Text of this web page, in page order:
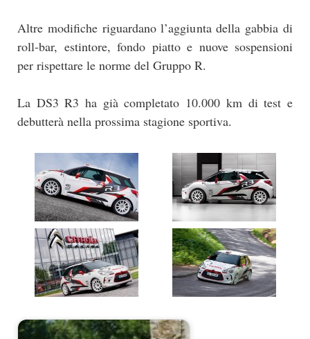
Altre modifiche riguardano l’aggiunta della gabbia di
roll-bar, estintore, fondo piatto e nuove sospensioni
per rispettare le norme del Gruppo R.
La DS3 R3 ha già completato 10.000 km di test e
debutterà nella prossima stagione sportiva.